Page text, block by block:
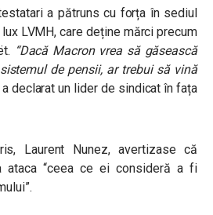
a pătruns cu forța în sediul
LVMH, care deține mărci precum
“Dacă Macron vrea să găsească
de pensii, ar trebui să vină
a declarat un lider de sindicat în fața
Laurent Nunez, avertizase că
ataca “ceea ce ei consideră a fi